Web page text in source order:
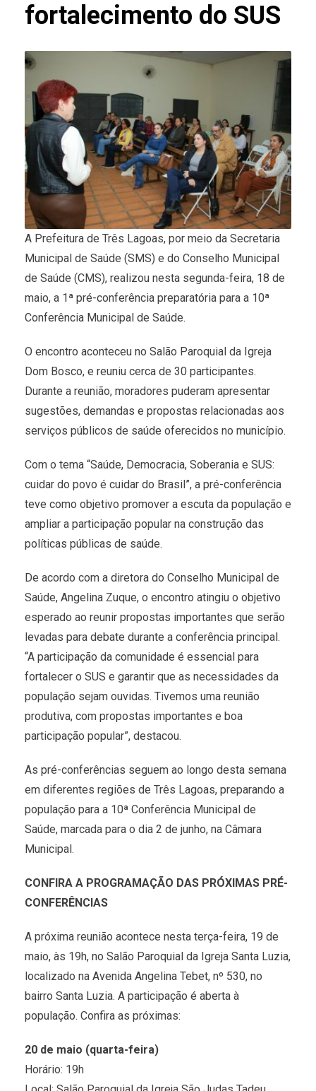
fortalecimento do SUS
A Prefeitura de Três Lagoas, por meio da Secretaria
Municipal de Saúde (SMS) e do Conselho Municipal
de Saúde (CMS), realizou nesta segunda-feira, 18 de
maio, a 1ª pré-conferência preparatória para a 10ª
Conferência Municipal de Saúde.
O encontro aconteceu no Salão Paroquial da Igreja
Dom Bosco, e reuniu cerca de 30 participantes.
Durante a reunião, moradores puderam apresentar
sugestões, demandas e propostas relacionadas aos
serviços públicos de saúde oferecidos no município.
Com o tema “Saúde, Democracia, Soberania e SUS:
cuidar do povo é cuidar do Brasil”, a pré-conferência
teve como objetivo promover a escuta da população e
ampliar a participação popular na construção das
políticas públicas de saúde.
De acordo com a diretora do Conselho Municipal de
Saúde, Angelina Zuque, o encontro atingiu o objetivo
esperado ao reunir propostas importantes que serão
levadas para debate durante a conferência principal.
“A participação da comunidade é essencial para
fortalecer o SUS e garantir que as necessidades da
população sejam ouvidas. Tivemos uma reunião
produtiva, com propostas importantes e boa
participação popular”, destacou.
As pré-conferências seguem ao longo desta semana
em diferentes regiões de Três Lagoas, preparando a
população para a 10ª Conferência Municipal de
Saúde, marcada para o dia 2 de junho, na Câmara
Municipal.
CONFIRA A PROGRAMAÇÃO DAS PRÓXIMAS PRÉ-
CONFERÊNCIAS
A próxima reunião acontece nesta terça-feira, 19 de
maio, às 19h, no Salão Paroquial da Igreja Santa Luzia,
localizado na Avenida Angelina Tebet, nº 530, no
bairro Santa Luzia. A participação é aberta à
população. Confira as próximas:
20 de maio (quarta-feira)
Horário: 19h